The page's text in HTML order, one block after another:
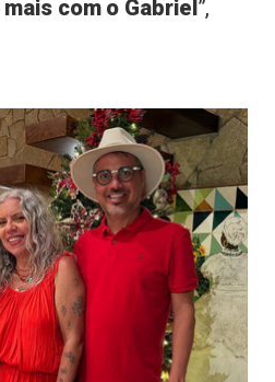
com o Gabriel”,